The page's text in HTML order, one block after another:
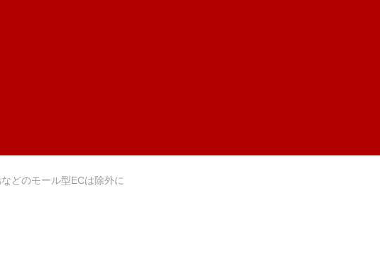
どのモール型ECは除外に